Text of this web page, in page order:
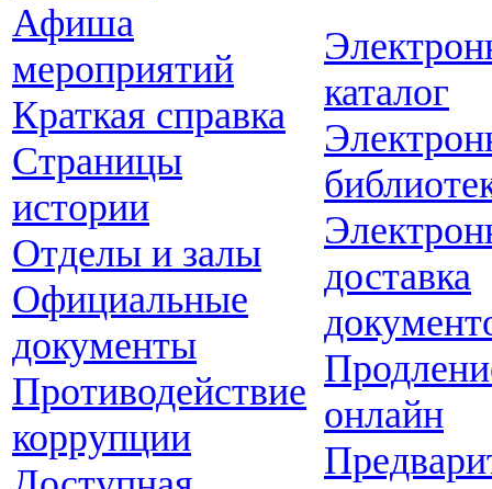
Афиша
мероприятий
Краткая справка
Страницы
истории
Отделы и залы
Официальные
документы
Противодействие
коррупции
каталог
доставка
онлайн